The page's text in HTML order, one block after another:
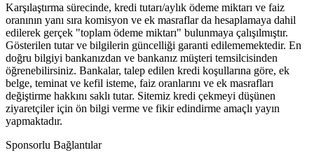
Karşılaştırma sürecinde, kredi tutarı/aylık ödeme miktarı ve faiz
oranının yanı sıra komisyon ve ek masraflar da hesaplamaya dahil
edilerek gerçek "toplam ödeme miktarı" bulunmaya çalışılmıştır.
Gösterilen tutar ve bilgilerin güncelliği garanti edilememektedir. En
doğru bilgiyi bankanızdan ve bankanız müşteri temsilcisinden
öğrenebilirsiniz. Bankalar, talep edilen kredi koşullarına göre, ek
belge, teminat ve kefil isteme, faiz oranlarını ve ek masrafları
değiştirme hakkını saklı tutar. Sitemiz kredi çekmeyi düşünen
ziyaretçiler için ön bilgi verme ve fikir edindirme amaçlı yayın
yapmaktadır.
Sponsorlu Bağlantılar